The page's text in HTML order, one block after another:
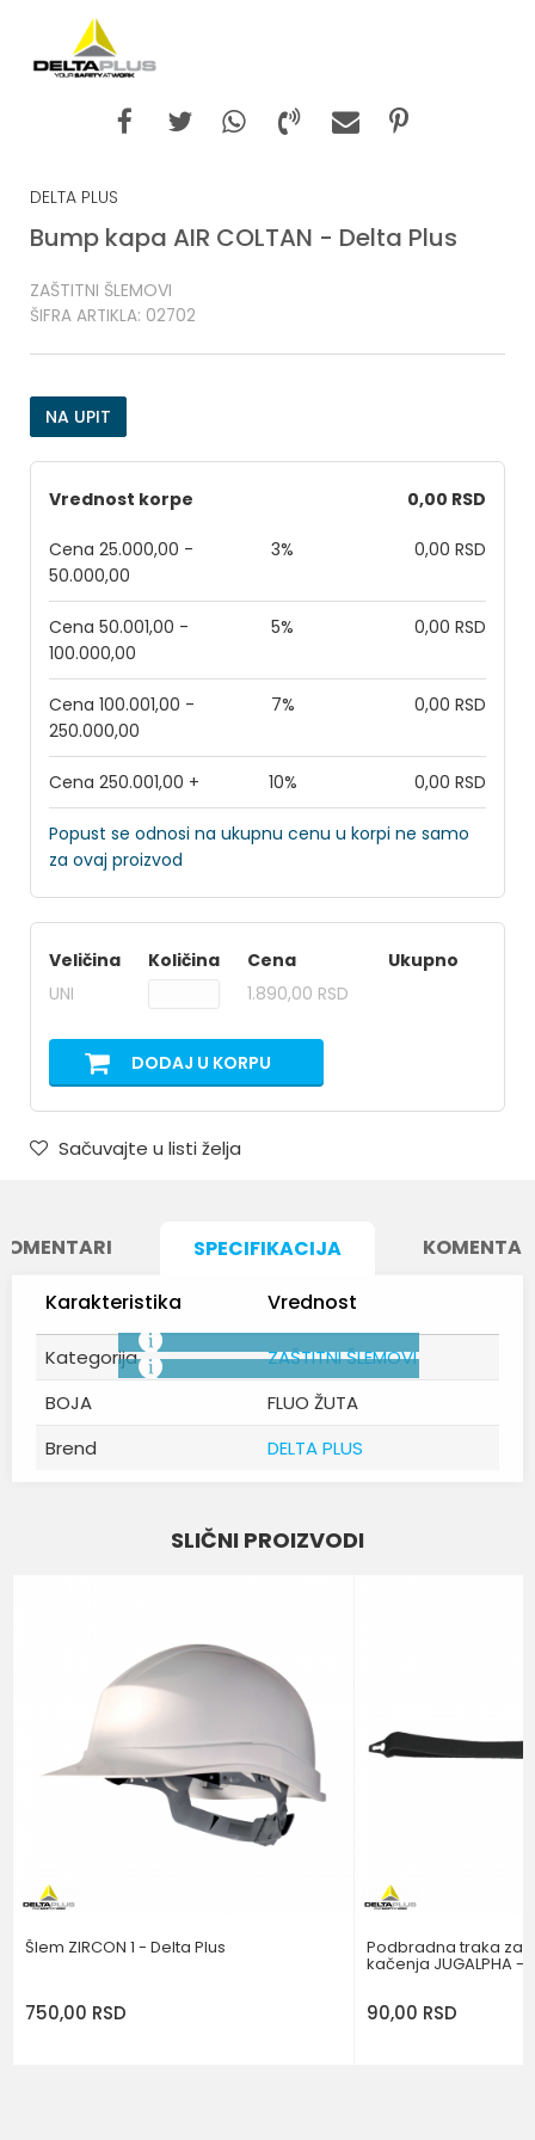
DELTA PLUS
Bump kapa AIR COLTAN - Delta Plus
ZAŠTITNI ŠLEMOVI
ŠIFRA ARTIKLA: 02702
NA UPIT
Vrednost korpe 0,00 RSD
Cena 25.000,00 -
50.000,00
3% 0,00 RSD
Cena 50.001,00 -
100.000,00
5% 0,00 RSD
Cena 100.001,00 -
250.000,00
7% 0,00 RSD
Cena 250.001,00 + 10% 0,00 RSD
Popust se odnosi na ukupnu cenu u korpi ne samo
za ovaj proizvod
Veličina Količina Cena
Ukupno
UNI
1.890,00 RSD
DODAJ U KORPU
Sačuvajte u listi želja
SPECIFIKACIJA
Karakteristika
Vrednost
Kategorija
ZAŠTITNI ŠLEMOVI
BOJA
FLUO ŽUTA
Brend
DELTA PLUS
SLIČNI PROIZVODI
Šlem ZIRCON 1 - Delta Plus
750,00 RSD
Podbradna traka za
kačenja JUGALPHA -
90,00 RSD